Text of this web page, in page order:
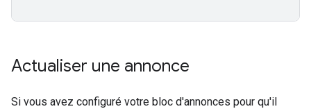
Actualiser une annonce
Si vous avez configuré votre bloc d'annonces pour qu'il